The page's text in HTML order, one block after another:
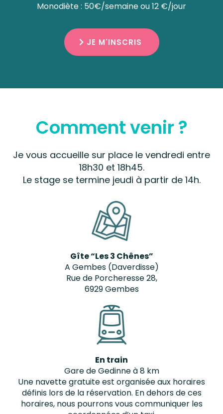
Monodiète : 50€/semaine ou 12 €/jour
JE M'INSCRIS
Comment venir ?
Je vous accueille sur place le vendredi entre
18h30 et 18h45.
Le stage se termine jeudi à partir de 14h.
Gîte “Les 3 Chênes”
A Gembes (Daverdisse)
Rue de Porcheresse 28,
6929 Gembes
En train
Gare de Gedinne à 8 km
Une navette gratuite est organisée aux horaires
définis lors de la réservation. En dehors de ces
horaires, nous pourrons vous communiquer les